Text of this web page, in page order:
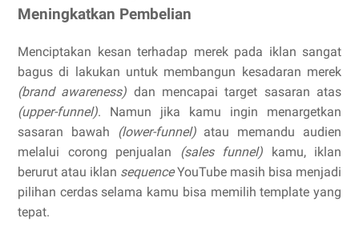
Meningkatkan Pembelian
Menciptakan kesan terhadap merek pada iklan sangat
bagus di lakukan untuk membangun kesadaran merek
(brand awareness) dan mencapai target sasaran atas
(upper-funnel). Namun jika kamu ingin menargetkan
sasaran bawah (lower-funnel)atau memandu audien
melalui corong penjualan (sales funnel) kamu, iklan
berurut atau iklan sequenceYouTube masih bisa menjadi
pilihan cerdas selama kamu bisa memilih template yang
tepat.